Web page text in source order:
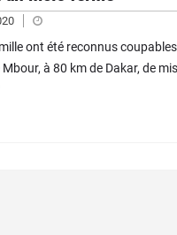
ont été reconnus
à 80 km de Dakar, de